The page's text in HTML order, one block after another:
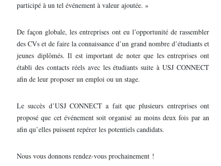
participé à un tel événement à valeur ajoutée. »
De façon globale, les entreprises ont eu l’opportunité de rassembler
des CVs et de faire la connaissance d’un grand nombre d’étudiants et
jeunes diplômés. Il est important de noter que les entreprises ont
établi des contacts réels avec les étudiants suite à USJ CONNECT
afin de leur proposer un emploi ou un stage.
Le succès d’USJ CONNECT a fait que plusieurs entreprises ont
proposé que cet événement soit organisé au moins deux fois par an
afin qu’elles puissent repérer les potentiels candidats.
Nous vous donnons rendez-vous prochainement !